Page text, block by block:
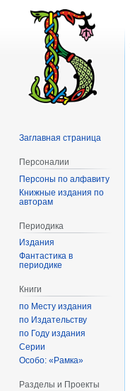
Заглавная страница
Персоналии
Персоны по алфавиту
Книжные издания по
авторам
Периодика
Издания
Фантастика в
периодике
Книги
по Месту издания
по Издательству
по Году издания
Серии
Особо: «Рамка»
Разделы и Проекты